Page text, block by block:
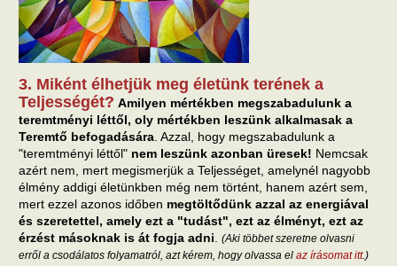
3. Miként élhetjük meg életünk terének a
Teljességét? Amilyen mértékben megszabadulunk a
teremtményi léttől, oly mértékben leszünk alkalmasak a
Teremtő befogadására . Azzal, hogy megszabadulunk a
"teremtményi léttől" nem leszünk azonban üresek! Nemcsak
azért nem, mert megismerjük a Teljességet, amelynél nagyobb
élmény addigi életünkben még nem történt, hanem azért sem,
mert ezzel azonos időben megtöltődünk azzal az energiával
és szeretettel, amely ezt a "tudást", ezt az élményt, ezt az
érzést másoknak is át fogja adni
(Aki többet szeretne olvasni
erről a csodálatos folyamatról, azt kérem, hogy olvassa el az írásomat itt.)